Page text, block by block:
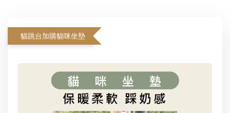
貓跳台加購貓咪坐墊